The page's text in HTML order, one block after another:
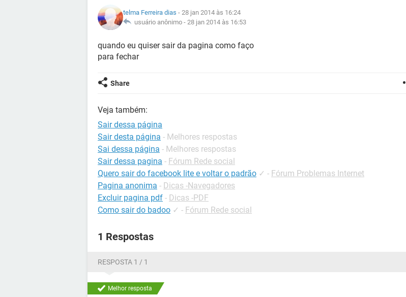
telma Ferreira dias - 28 jan 2014 às 16:24
usuário anônimo - 28 jan 2014 às 16:53
quando eu quiser sair da pagina como faço
para fechar
Share
Veja também:
Sair dessa página
Sair desta página - Melhores respostas
Sai dessa página - Melhores respostas
Sair dessa pagina - Fórum Rede social
Quero sair do facebook lite e voltar o padrão ✓ - Fórum Problemas Internet
Pagina anonima - Dicas -Navegadores
Excluir pagina pdf - Dicas -PDF
Como sair do badoo ✓ - Fórum Rede social
1 Respostas
RESPOSTA 1 / 1
Melhor resposta